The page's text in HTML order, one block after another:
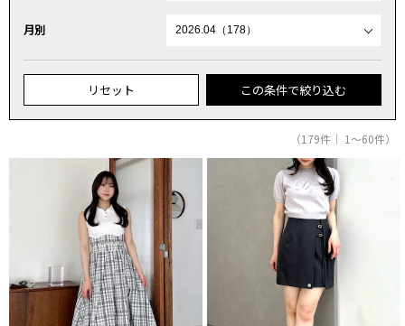
月別
リセット この条件で絞り込む
（179件｜ 1～60件）